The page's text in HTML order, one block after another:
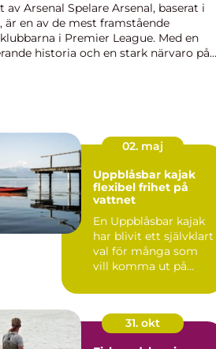
av Arsenal Spelare Arsenal, baserat i
är en av de mest framstående
i Premier League. Med en
historia och en stark närvaro på
02. maj
Uppblåsbar kajak
flexibel frihet på
vattnet
En Uppblåsbar kajak
har blivit ett självklart
val för många som
vill komma ut på
31. okt